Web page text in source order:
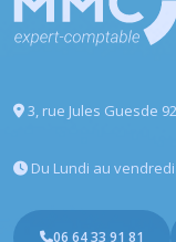
3, rue Jules Guesde
Du Lundi au vendredi
06 64 33 91 81